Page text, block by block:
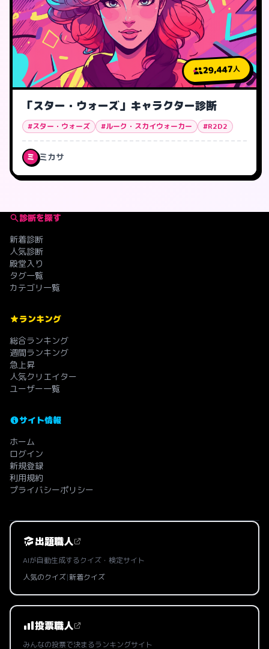
29,447人
「スター・ウォーズ」キャラクター診断
#スター・ウォーズ #ルーク・スカイウォーカー #R2D2
ミ ミカサ
診断を探す
新着診断
人気診断
殿堂入り
タグ一覧
カテゴリ一覧
ランキング
総合ランキング
週間ランキング
急上昇
人気クリエイター
ユーザー一覧
サイト情報
ホーム
ログイン
新規登録
利用規約
プライバシーポリシー
出題職人
AIが自動生成するクイズ・検定サイト
人気のクイズ|新着クイズ
投票職人
みんなの投票で決まるランキングサイト